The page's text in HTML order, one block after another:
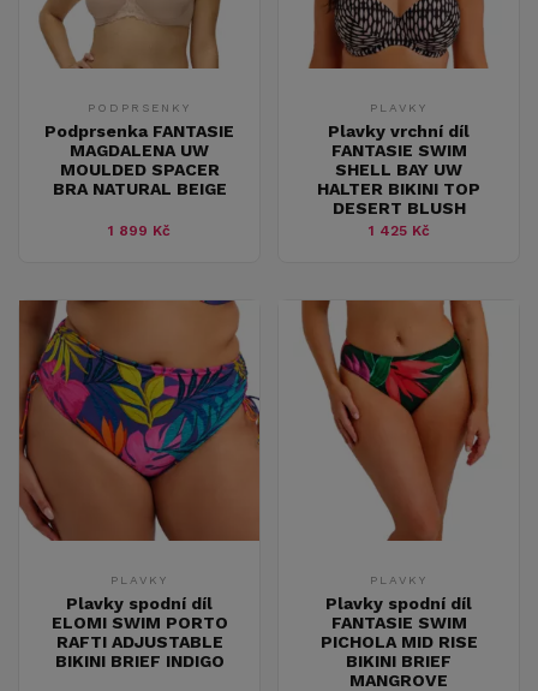
PODPRSENKY
Podprsenka FANTASIE
MAGDALENA UW
MOULDED SPACER
BRA NATURAL BEIGE
1 899 Kč
PLAVKY
Plavky vrchní díl
FANTASIE SWIM
SHELL BAY UW
HALTER BIKINI TOP
DESERT BLUSH
1 425 Kč
PLAVKY
Plavky spodní díl
ELOMI SWIM PORTO
RAFTI ADJUSTABLE
BIKINI BRIEF INDIGO
PLAVKY
Plavky spodní díl
FANTASIE SWIM
PICHOLA MID RISE
BIKINI BRIEF
MANGROVE